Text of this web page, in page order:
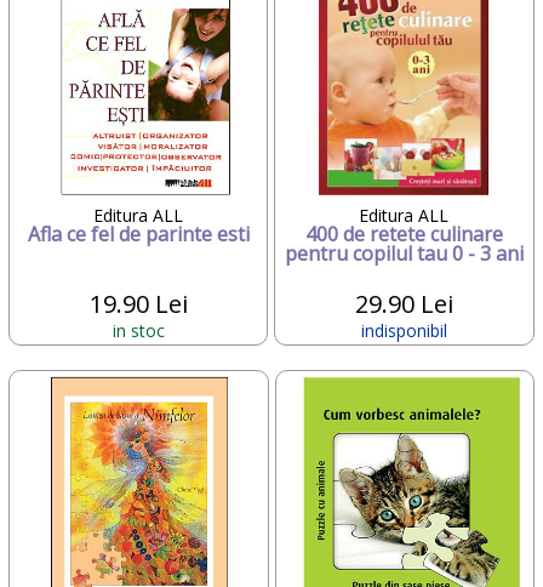
Editura ALL
Afla ce fel de parinte esti
19.90 Lei
in stoc
Editura ALL
400 de retete culinare
pentru copilul tau 0 - 3 ani
29.90 Lei
indisponibil